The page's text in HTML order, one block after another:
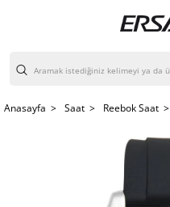
Anasayfa > Saat > Reebok Saat >